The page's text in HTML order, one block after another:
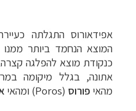
אפידאורוסהתגלתה
המוצא הנחמד ביותר ממנו
כנקודת מוצא להפלגה
אתונה, בגלל מיקומה
מהאי פורוס (
Poros) ומהאי